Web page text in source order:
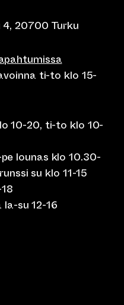
20700 Turku
ti-to klo 15-
10-20, ti-to klo 10-
lounas klo 10.30-
su klo 11-15
su 12-16